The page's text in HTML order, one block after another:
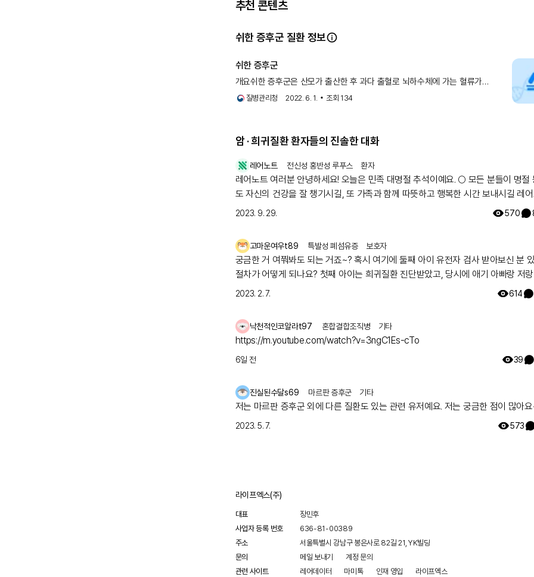
또는 빈 셀라가 나타날 수 있습니다.
쉬한 증후군의 치료의 기본은 부족한 호르몬의 평생 대체입니다. 갑상선 기능 저하
레보티록신 또는 리오티로닌 대체로 치료할 수 있습니다. 코티솔 결핍은 프레드니
제거된 경우 에스트로겐으로, 자궁이 있는 경우 에스트로겐과 프로게스테론의
치료해야 합니다. 당연히 혈전성, 암 위험, 심근경색 등의 위험과 이점을 환자와
야 합니다. 성장 호르몬은 아마도 가장 흔히 대체가 필요한 호르몬이며, 용량은 환
필요에 맞게 개별화해야 합니다. 당뇨병성 요붕증이 발생한 환자에게는 데스모프
(DDAVP)이 권장 치료 선택입니다. 뇌하수체 기능 저하증과 성장 호르몬 사용에
쉬한 증후군의 감별 진단
주요 감별 진단에는 다음이 포함됩니다: 애디슨 증후군 림프구성 뇌하수체염 범뇌
쉬한 증후군의 예후
예후는 적시 진단과 호르몬 보충에 달려 있습니다. 제때 진단되지 않으면 예후는
수 있습니다.
쉬한 증후군의 합병증
갑상선 기능 저하증 애디슨 위기 사망
쉬한 증후군은 매우 드물지만 엄청난 이환율을 동반합니다. 따라서 내분비학자,
신경외과 의사, 산부인과 의사, 내과 의사, 일차 진료 제공자, 간호사, 방사선과
포함한 다학제 팀이 관리하는 것이 가장 좋습니다.
쉬한 증후군
앱에서 확인하기
추천 콘텐츠
쉬한 증후군 질환 정보
쉬한 증후군
개요쉬한 증후군은 산모가 출산한 후 과다 출혈로 뇌하수체에 가는 혈류가
감소하며 세포가 괴사되어 발생하는 질환으로, 뇌하수체 전엽이 손상되면서
질병관리청 2022. 6. 1. 조회 134
암 · 희귀질환 환자들의 진솔한 대화
레어노트 전신성 홍반성 루푸스 환자
레어노트 여러분 안녕하세요! 오늘은 민족 대명절 추석이예요. 🌕 모든 분들이 명절 동안에
도 자신의 건강을 잘 챙기시길, 또 가족과 함께 따뜻하고 행복한 시간 보내시길 레
2023. 9. 29. 570
고마운여우t89 특발성 폐섬유증 보호자
궁금한 거 여쭤봐도 되는 거죠~? 혹시 여기에 둘째 아이 유전자 검사 받아보신 분
절차가 어떻게 되나요? 첫째 아이는 희귀질환 진단받았고, 당시에 애기 아빠랑 저랑
자 검사했는데 돌연변이라고 하시더라구요.. 둘째 임신했는데 유전은 안 된다지만
2023. 2. 7. 614
낙천적인코알라t97 혼합결합조직병 기타
https://m.youtube.com/watch?v=3ngC1Es-cTo
6일 전 39
진실된수달s69 마르판 증후군 기타
저는 마르판 증후군 외에 다른 질환도 있는 관련 유저예요. 저는 궁금한 점이 많아
2023. 5. 7. 573
라이프엑스(주)
대표
장민후
사업자 등록 번호
636-81-00389
주소
서울특별시 강남구 봉은사로 82길 21, YK빌딩
문의
메일 보내기
계정 문의
관련 사이트
레어데이터 마미톡 인재 영입 라이프엑스